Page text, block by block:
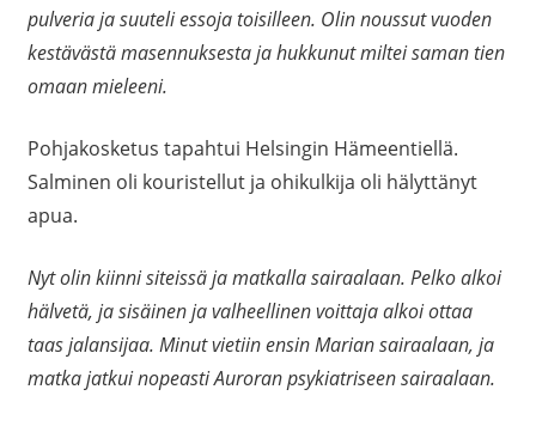
pulveria ja suuteli essoja toisilleen. Olin noussut vuoden
kestävästä masennuksesta ja hukkunut miltei saman tien
omaan mieleeni.
Pohjakosketus tapahtui Helsingin Hämeentiellä.
Salminen oli kouristellut ja ohikulkija oli hälyttänyt
apua.
Nyt olin kiinni siteissä ja matkalla sairaalaan. Pelko alkoi
hälvetä, ja sisäinen ja valheellinen voittaja alkoi ottaa
taas jalansijaa. Minut vietiin ensin Marian sairaalaan, ja
matka jatkui nopeasti Auroran psykiatriseen sairaalaan.